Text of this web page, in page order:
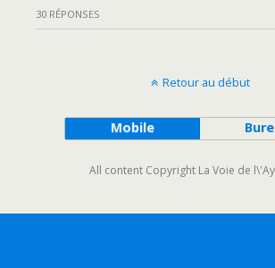
30 RÉPONSES
Retour au début
Mobile
All content Copyright La Voie de